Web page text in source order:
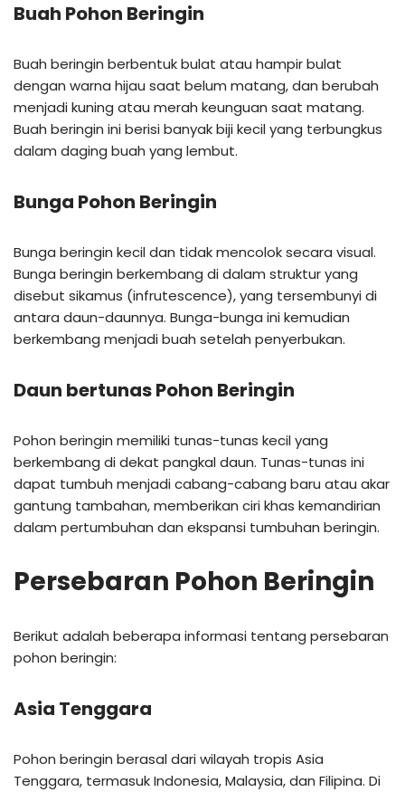
Buah Pohon Beringin
Buah beringin berbentuk bulat atau hampir bulat
dengan warna hijau saat belum matang, dan berubah
menjadi kuning atau merah keunguan saat matang.
Buah beringin ini berisi banyak biji kecil yang terbungkus
dalam daging buah yang lembut.
Bunga Pohon Beringin
Bunga beringin kecil dan tidak mencolok secara visual.
Bunga beringin berkembang di dalam struktur yang
disebut sikamus (infrutescence), yang tersembunyi di
antara daun-daunnya. Bunga-bunga ini kemudian
berkembang menjadi buah setelah penyerbukan.
Daun bertunas Pohon Beringin
Pohon beringin memiliki tunas-tunas kecil yang
berkembang di dekat pangkal daun. Tunas-tunas ini
dapat tumbuh menjadi cabang-cabang baru atau akar
gantung tambahan, memberikan ciri khas kemandirian
dalam pertumbuhan dan ekspansi tumbuhan beringin.
Persebaran Pohon Beringin
Berikut adalah beberapa informasi tentang persebaran
pohon beringin:
Asia Tenggara
Pohon beringin berasal dari wilayah tropis Asia
Tenggara, termasuk Indonesia, Malaysia, dan Filipina. Di